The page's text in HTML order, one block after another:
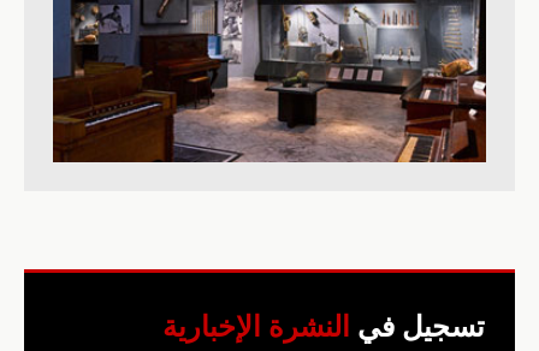
تسجيل في النشرة الإخبارية